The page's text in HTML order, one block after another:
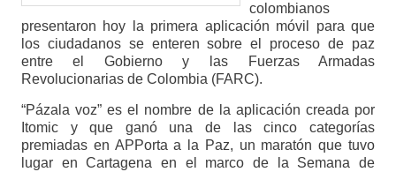
colombianos
presentaron hoy la primera aplicación móvil para que
los ciudadanos se enteren sobre el proceso de paz
entre el Gobierno y las Fuerzas Armadas
Revolucionarias de Colombia (FARC).
“Pázala voz” es el nombre de la aplicación creada por
Itomic y que ganó una de las cinco categorías
premiadas en APPorta a la Paz, un maratón que tuvo
lugar en Cartagena en el marco de la Semana de